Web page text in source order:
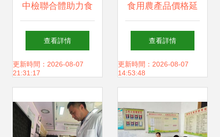
中檢聯合體助力食
用農產品批發質量
安全提升
查看詳情
更新時間：2026-08-07
21:31:17
食用農產品價格延
續回落趨勢，豬肉
批發價降8.7%
查看詳情
更新時間：2026-08-07
14:53:48